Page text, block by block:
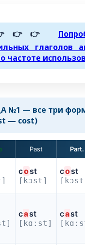
глаголов
частоте
№1 — все три
— cost)
cost
[kɔst]
cost
cast
[kɑːst]
cast